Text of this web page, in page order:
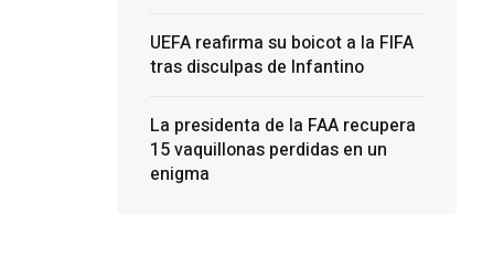
UEFA reafirma su boicot a la FIFA
tras disculpas de Infantino
La presidenta de la FAA recupera
15 vaquillonas perdidas en un
enigma